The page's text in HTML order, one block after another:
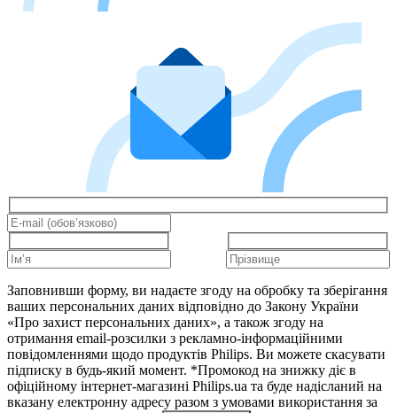
Заповнивши форму, ви надаєте згоду на обробку та зберігання
ваших персональних даних відповідно до Закону України
«Про захист персональних даних», а також згоду на
отримання email-розсилки з рекламно-інформаційними
повідомленнями щодо продуктів Philips. Ви можете скасувати
підписку в будь-який момент. *Промокод на знижку діє в
офіційному інтернет-магазині Philips.ua та буде надісланий на
вказану електронну адресу разом з умовами використання за